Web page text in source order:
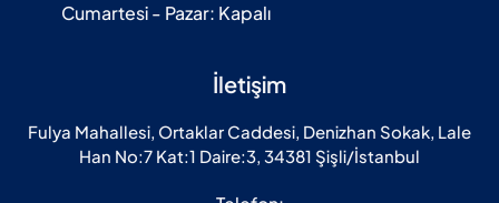
Cumartesi - Pazar: Kapalı
İletişim
Fulya Mahallesi, Ortaklar Caddesi, Denizhan Sokak, Lale
Han No:7 Kat:1 Daire:3, 34381 Şişli/İstanbul